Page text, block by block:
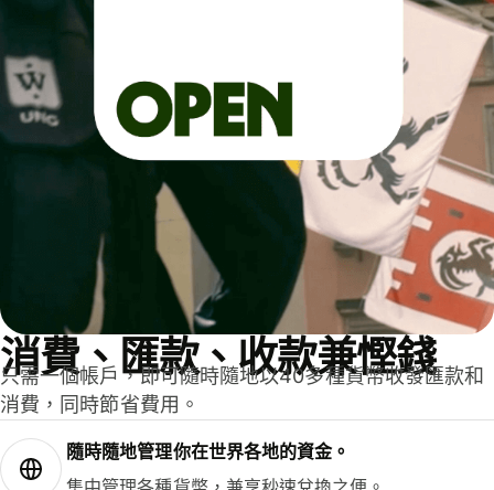
消費、匯款、收款兼慳錢
只需一個帳戶，即可隨時隨地以40多種貨幣收發匯款和
消費，同時節省費用。
隨時隨地管理你在世界各地的資金。